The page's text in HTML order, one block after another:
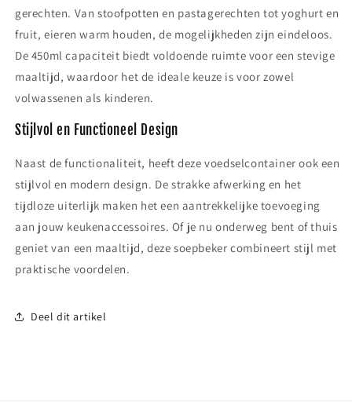
gerechten. Van stoofpotten en pastagerechten tot yoghurt en
fruit, eieren warm houden, de mogelijkheden zijn eindeloos.
De 450ml capaciteit biedt voldoende ruimte voor een stevige
maaltijd, waardoor het de ideale keuze is voor zowel
volwassenen als kinderen.
Stijlvol en Functioneel Design
Naast de functionaliteit, heeft deze voedselcontainer ook een
stijlvol en modern design. De strakke afwerking en het
tijdloze uiterlijk maken het een aantrekkelijke toevoeging
aan jouw keukenaccessoires. Of je nu onderweg bent of thuis
geniet van een maaltijd, deze soepbeker combineert stijl met
praktische voordelen.
Deel dit artikel